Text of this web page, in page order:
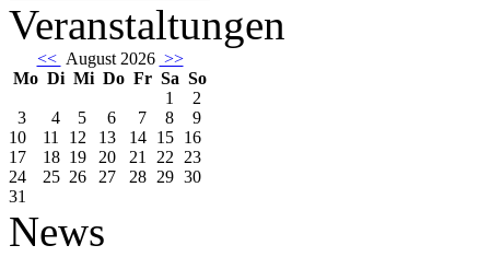
Veranstaltungen
<< August 2026 >>
Mo Di Mi Do Fr Sa So
1
2
3
4 5 6 7 8
9
10
11 12 13 14 15 16
17
18 19 20 21 22 23
24
25 26 27 28 29 30
31
News